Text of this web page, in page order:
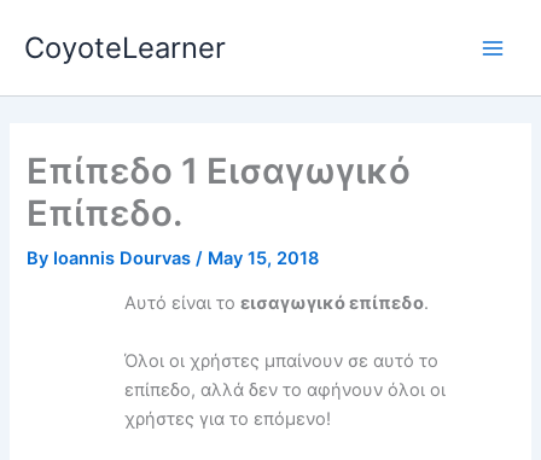
CoyoteLearner
Επίπεδο 1 Εισαγωγικό
Επίπεδο.
By Ioannis Dourvas/ May 15, 2018
Αυτό είναι τοεισαγωγικό επίπεδο.
Όλοι οι χρήστες μπαίνουν σε αυτό το
επίπεδο, αλλά δεν το αφήνουν όλοι οι
χρήστες για το επόμενο!